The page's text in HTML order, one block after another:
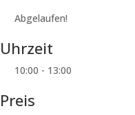
Abgelaufen!
Uhrzeit
10:00 - 13:00
Preis